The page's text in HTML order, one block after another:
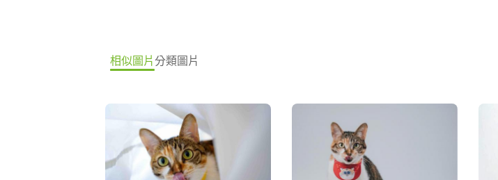
相似圖片分類圖片